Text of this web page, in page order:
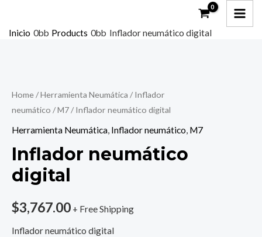
Inicio Products Inflador neumático digital
Home/Herramienta Neumática /Inflador
neumático /M7/ Inflador neumático digital
Herramienta Neumática, Inflador neumático, M7
Inflador neumático
digital
$3,767.00 + Free Shipping
Inflador neumático digital
digital
quantity